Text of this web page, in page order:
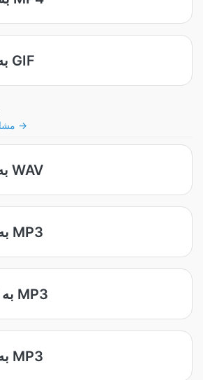
MP4 به GIF
مشاهده همه ابزارهای صوتی →
MP3 به WAV
WAV به MP3
FLAC به MP3
M4A به MP3